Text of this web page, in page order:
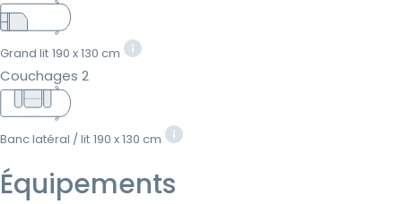
Grand lit 190 x 130 cm
Couchages 2
Banc latéral / lit 190 x 130 cm
Équipements